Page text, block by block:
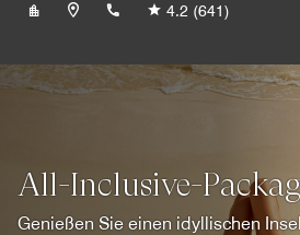
+6677422020
4.2 (641)
All-Inclusive-
Genießen Sie einen idyllischen